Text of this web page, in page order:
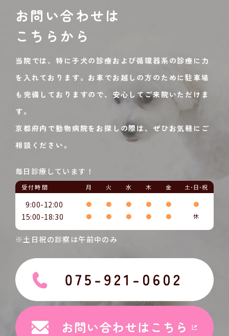
お問い合わせは
こちらから
当院では、特に子犬の診療および循環器系の診療に力
を入れております。お車でお越しの方のために駐車場
も完備しておりますので、安心してご来院いただけま
す。
京都府内で動物病院をお探しの際は、ぜひお気軽にご
相談ください。
毎日診療しています！
受付時間 月 火 水 木 金 土･日･祝
9:00-12:00 ● ● ● ● ● ●
15:00-18:30 ● ● ● ● ● 休
※土日祝の診察は午前中のみ